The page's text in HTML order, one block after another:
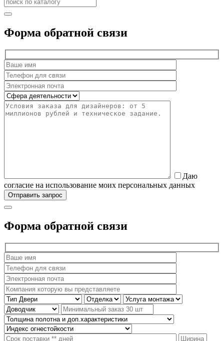
Форма обратной связи
Даю
согласие на использование моих персональных данных
Форма обратной связи